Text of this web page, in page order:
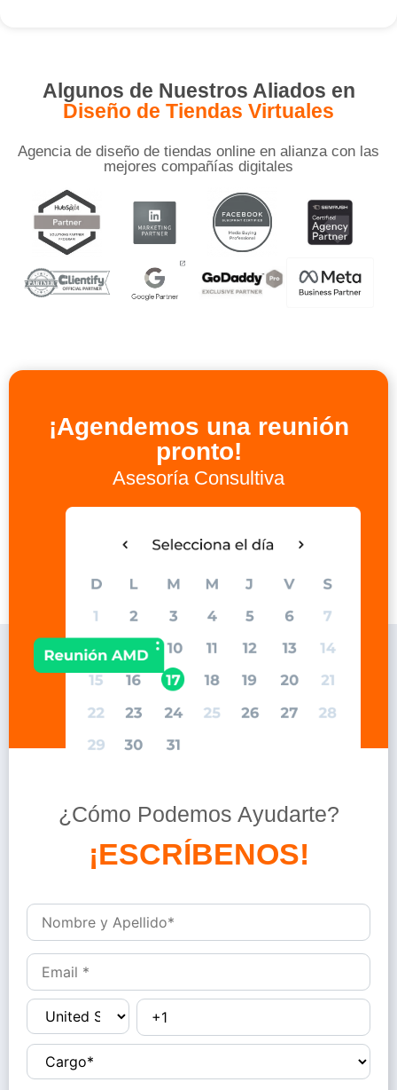
Algunos de Nuestros Aliados en
Diseño de Tiendas Virtuales
Agencia de diseño de tiendas online en alianza con las
mejores compañías digitales
¡Agendemos una reunión
pronto!
Asesoría Consultiva
¿Cómo Podemos Ayudarte?
D